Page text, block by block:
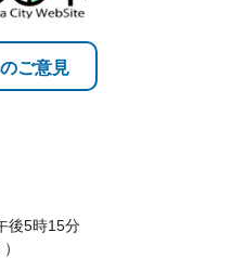
後5時15分
ご意見